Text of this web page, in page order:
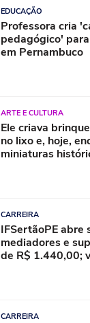
EDUCAÇÃO
Professora cria
pedagógico'
em Pernambuco
ARTE E CULTURA
Ele criava
no lixo e, hoje,
miniaturas
CARREIRA
IFSertãoPE abre
mediadores e
de R$ 1.440,00;
CARREIRA